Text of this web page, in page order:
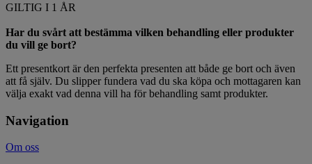
GILTIG I 1 ÅR
Har du svårt att bestämma vilken behandling eller produkter
du vill ge bort?
Ett presentkort är den perfekta presenten att både ge bort och även
att få själv. Du slipper fundera vad du ska köpa och mottagaren kan
välja exakt vad denna vill ha för behandling samt produkter.
Navigation
Om oss